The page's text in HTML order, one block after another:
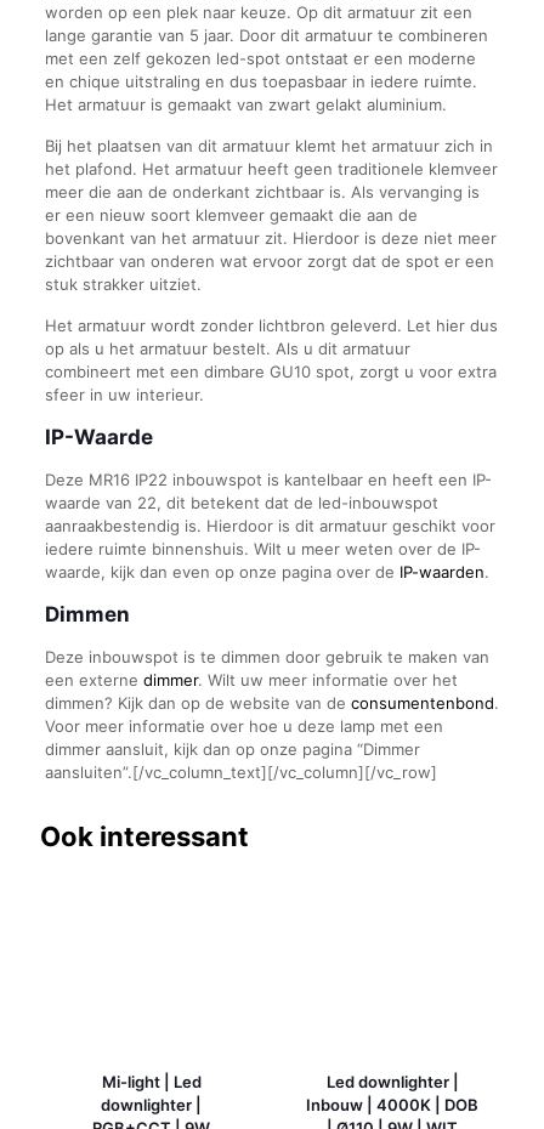
worden op een plek naar keuze. Op dit armatuur zit een
lange garantie van 5 jaar. Door dit armatuur te combineren
met een zelf gekozen led-spot ontstaat er een moderne
en chique uitstraling en dus toepasbaar in iedere ruimte.
Het armatuur is gemaakt van zwart gelakt aluminium.
Bij het plaatsen van dit armatuur klemt het armatuur zich in
het plafond. Het armatuur heeft geen traditionele klemveer
meer die aan de onderkant zichtbaar is. Als vervanging is
er een nieuw soort klemveer gemaakt die aan de
bovenkant van het armatuur zit. Hierdoor is deze niet meer
zichtbaar van onderen wat ervoor zorgt dat de spot er een
stuk strakker uitziet.
Het armatuur wordt zonder lichtbron geleverd. Let hier dus
op als u het armatuur bestelt. Als u dit armatuur
combineert met een dimbare GU10 spot, zorgt u voor extra
sfeer in uw interieur.
IP-Waarde
Deze MR16 IP22 inbouwspot is kantelbaar en heeft een IP-
waarde van 22, dit betekent dat de led-inbouwspot
aanraakbestendig is. Hierdoor is dit armatuur geschikt voor
iedere ruimte binnenshuis. Wilt u meer weten over de IP-
waarde, kijk dan even op onze pagina over de IP-waarden.
Dimmen
Deze inbouwspot is te dimmen door gebruik te maken van
een externe dimmer. Wilt uw meer informatie over het
dimmen? Kijk dan op de website van de consumentenbond.
Voor meer informatie over hoe u deze lamp met een
dimmer aansluit, kijk dan op onze pagina “Dimmer
aansluiten”.[/vc_column_text][/vc_column][/vc_row]
Ook interessant
Mi-light | Led
downlighter |
Led downlighter |
Inbouw | 4000K | DOB